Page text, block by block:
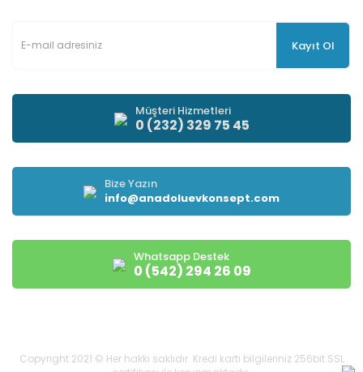
Kayıt Ol
Müşteri Hizmetleri
0 (232) 329 75 45
Bize Yazın
info@anadoluevkonsept.com
Whatsapp Destek
0 (542) 294 26 09
Copyright 2021 © Her hakkı saklıdır. Kredi kartı bilgileriniz 256bit SSL